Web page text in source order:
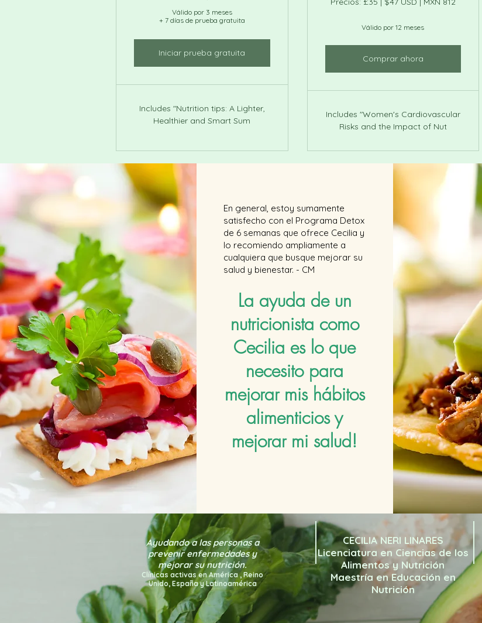
Válido por 3 meses
+ 7 días de prueba gratuita
Iniciar prueba gratuita
Includes "Nutrition tips: A Lighter,
Healthier and Smart Sum
Válido por 12 meses
Comprar ahora
Includes "Women's Cardiovascular
Risks and the Impact of Nut
En general, estoy sumamente
satisfecho con el Programa Detox
de 6 semanas que ofrece Cecilia y
lo recomiendo ampliamente a
cualquiera que busque mejorar su
salud y bienestar. - CM
La ayuda de un
nutricionista como
Cecilia es lo que
necesito para
mejorar mis hábitos
alimenticios y
mejorar mi salud!
Ayudando a las personas a
prevenir enfermedades y
mejorar su nutrición.
Clínicas activas en América , Reino
Unido, España y Latinoamérica
CECILIA NERI LINARES
Licenciatura en Ciencias de los
Alimentos y Nutrición
Maestría en Educación en
Nutrición